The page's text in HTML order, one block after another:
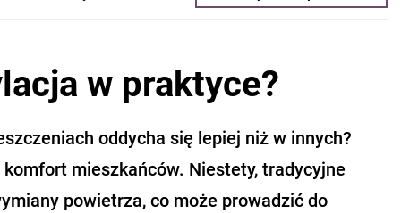
w praktyce?
oddycha się lepiej niż w innych?
mieszkańców. Niestety, tradycyjne
powietrza, co może prowadzić do